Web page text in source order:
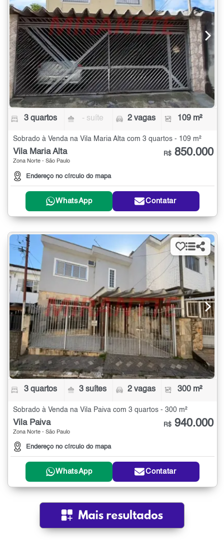
3 quartos - suíte 2 vagas 109 m²
Sobrado à Venda na Vila Maria Alta com 3 quartos - 109 m²
Vila Maria Alta
Zona Norte - São Paulo
Endereço no círculo do mapa
R$ 850.000
WhatsApp Contatar
3 quartos 3 suítes 2 vagas 300 m²
Sobrado à Venda na Vila Paiva com 3 quartos - 300 m²
Vila Paiva
Zona Norte - São Paulo
Endereço no círculo do mapa
R$ 940.000
WhatsApp Contatar